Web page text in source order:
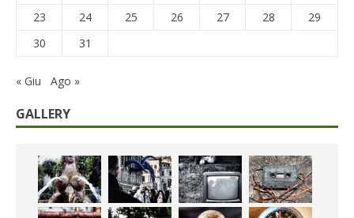
23
24 25 26 27 28
29
30
31
« Giu Ago »
GALLERY